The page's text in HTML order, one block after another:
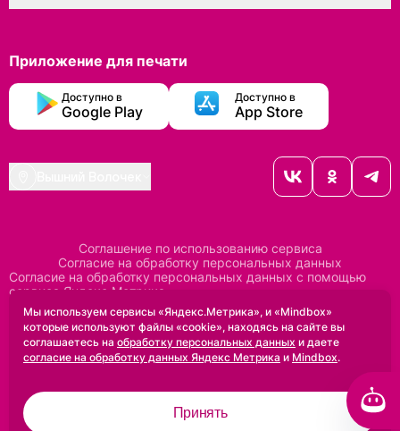
Приложение для печати
Доступно в
Google Play
Доступно в
App Store
2005-2026 ©
Дизайн сделан вUprock
Проектирование и SEO:
Baklenev SEO
Соглашение по использованию сервиса
Согласие на обработку персональных данных
Согласие на обработку персональных данных с помощью
сервиса Яндекс Метрика
Согласие на обработку персональных данных с помощью
сервиса Mindbox
Положение по обработке персональных данных
Политика конфиденциальностиДоговор оферты
Мы используем сервисы «Яндекс.Метрика», и «Mindbox»
которые используют файлы «cookie», находясь на сайте вы
соглашаетесь на обработку персональных данных и даете
согласие на обработку данных Яндекс Метрика и Mindbox.
Принять